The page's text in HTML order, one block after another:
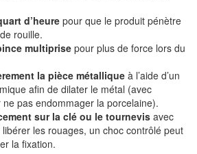
d’heure pour que le produit pénètre
rouille.
multiprise pour plus de force lors du
la pièce métallique à l’aide d’un
afin de dilater le métal (avec
pas endommager la porcelaine).
sur la clé ou le tournevis avec
les rouages, un choc contrôlé peut
la fixation.